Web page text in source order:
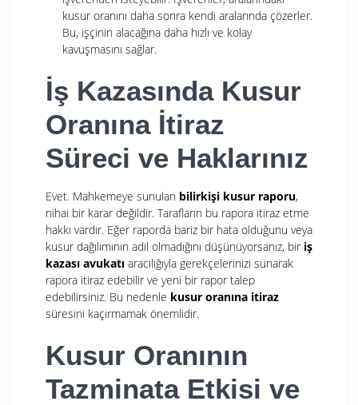
kusur oranını daha sonra kendi aralarında çözerler.
Bu, işçinin alacağına daha hızlı ve kolay
kavuşmasını sağlar.
İş Kazasında Kusur
Oranına İtiraz
Süreci ve Haklarınız
Evet. Mahkemeye sunulan bilirkişi kusur raporu,
nihai bir karar değildir. Tarafların bu rapora itiraz etme
hakkı vardır. Eğer raporda bariz bir hata olduğunu veya
kusur dağılımının adil olmadığını düşünüyorsanız, bir iş
kazası avukatı aracılığıyla gerekçelerinizi sunarak
rapora itiraz edebilir ve yeni bir rapor talep
edebilirsiniz. Bu nedenle kusur oranına itiraz
süresini kaçırmamak önemlidir.
Kusur Oranının
Tazminata Etkisi ve